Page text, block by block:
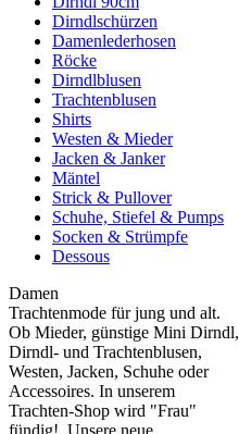
Dirndlschürzen
Damenlederhosen
Röcke
Dirndlblusen
Trachtenblusen
Shirts
Westen & Mieder
Jacken & Janker
Mäntel
Strick & Pullover
Schuhe, Stiefel & Pumps
Socken & Strümpfe
Dessous
Damen
Trachtenmode für jung und alt.
Ob Mieder, günstige Mini Dirndl,
Dirndl- und Trachtenblusen,
Westen, Jacken, Schuhe oder
Accessoires. In unserem
Trachten-Shop wird "Frau"
fündig! Unsere neue